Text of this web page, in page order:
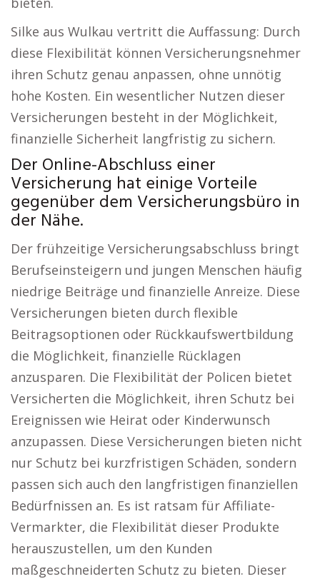
Silke aus Wulkau vertritt die Auffassung: Durch
diese Flexibilität können Versicherungsnehmer
ihren Schutz genau anpassen, ohne unnötig
hohe Kosten. Ein wesentlicher Nutzen dieser
Versicherungen besteht in der Möglichkeit,
finanzielle Sicherheit langfristig zu sichern.
Der Online-Abschluss einer
Versicherung hat einige Vorteile
gegenüber dem Versicherungsbüro in
der Nähe.
Der frühzeitige Versicherungsabschluss bringt
Berufseinsteigern und jungen Menschen häufig
niedrige Beiträge und finanzielle Anreize. Diese
Versicherungen bieten durch flexible
Beitragsoptionen oder Rückkaufswertbildung
die Möglichkeit, finanzielle Rücklagen
anzusparen. Die Flexibilität der Policen bietet
Versicherten die Möglichkeit, ihren Schutz bei
Ereignissen wie Heirat oder Kinderwunsch
anzupassen. Diese Versicherungen bieten nicht
nur Schutz bei kurzfristigen Schäden, sondern
passen sich auch den langfristigen finanziellen
Bedürfnissen an. Es ist ratsam für Affiliate-
Vermarkter, die Flexibilität dieser Produkte
herauszustellen, um den Kunden
maßgeschneiderten Schutz zu bieten. Dieser